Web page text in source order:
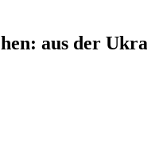
aus der